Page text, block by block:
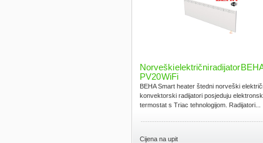
Norveški električni radijator
PV20 WiFi
BEHA Smart heater štedni norveški
konvektorski radijatori posjeduju
termostat s Triac tehnologijom. Radijatori...
Cijena na upit